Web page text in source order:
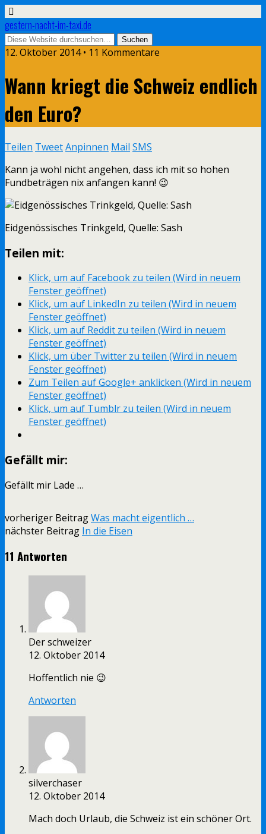
gestern-nacht-im-taxi.de
12. Oktober 2014 • 11 Kommentare
Wann kriegt die Schweiz endlich
den Euro?
Teilen TweetAnpinnen Mail SMS
Kann ja wohl nicht angehen, dass ich mit so hohen
Fundbeträgen nix anfangen kann! 😉
Eidgenössisches Trinkgeld, Quelle: Sash
Teilen mit:
Klick, um auf Facebook zu teilen (Wird in neuem
Fenster geöffnet)
Klick, um auf LinkedIn zu teilen (Wird in neuem
Fenster geöffnet)
Klick, um auf Reddit zu teilen (Wird in neuem
Fenster geöffnet)
Klick, um über Twitter zu teilen (Wird in neuem
Fenster geöffnet)
Zum Teilen auf Google+ anklicken (Wird in neuem
Fenster geöffnet)
Klick, um auf Tumblr zu teilen (Wird in neuem
Fenster geöffnet)
Gefällt mir:
Gefällt mir Lade …
vorheriger BeitragWas macht eigentlich …
nächster Beitrag In die Eisen
11 Antworten
Der schweizer
12. Oktober 2014
Hoffentlich nie 😉
Antworten
silverchaser
12. Oktober 2014
Mach doch Urlaub, die Schweiz ist ein schöner Ort.